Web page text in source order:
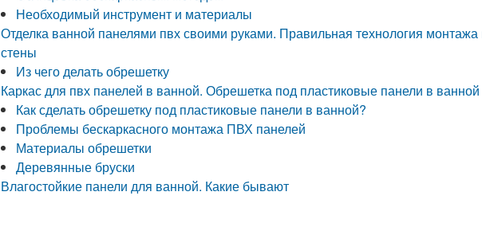
Необходимый инструмент и материалы
Отделка ванной панелями пвх своими руками. Правильная технология
стены
Из чего делать обрешетку
Каркас для пвх панелей в ванной. Обрешетка под пластиковые панели в ванной
Как сделать обрешетку под пластиковые панели в ванной?
Проблемы бескаркасного монтажа ПВХ панелей
Материалы обрешетки
Деревянные бруски
Влагостойкие панели для ванной. Какие бывают